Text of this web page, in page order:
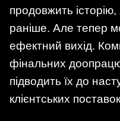
продовжить
раніше. Але тепер
ефектний вихід.
фінальних
підводить їх до
клієнтських